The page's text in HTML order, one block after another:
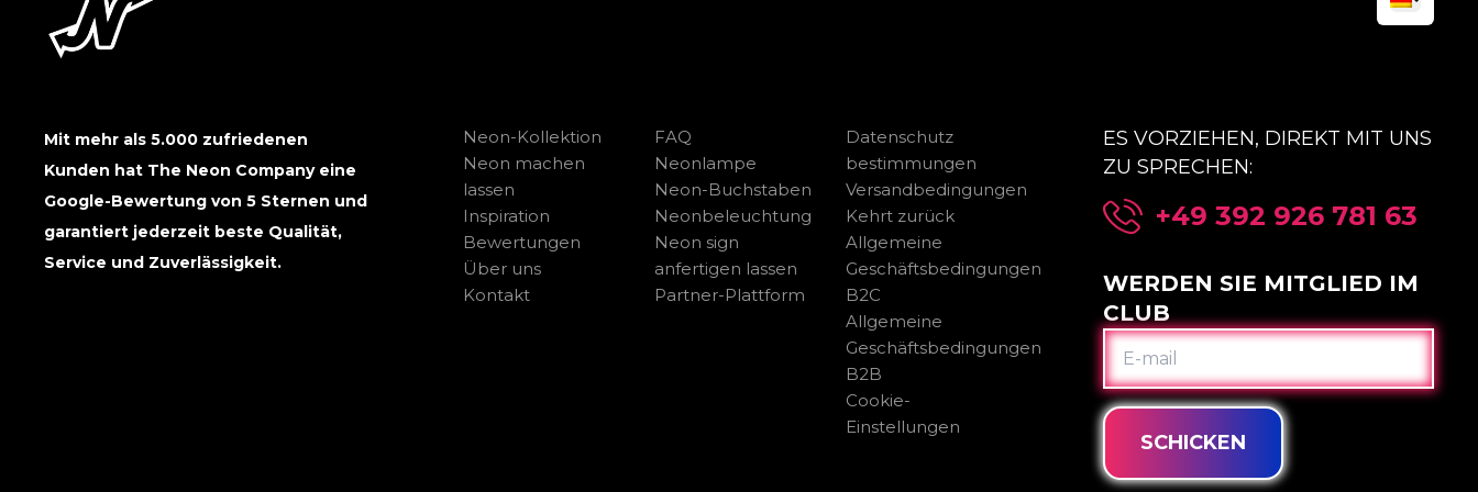
Mit mehr als 5.000 zufriedenen
Kunden hat The Neon Company eine
Google-Bewertung von 5 Sternen und
garantiert jederzeit beste Qualität,
Service und Zuverlässigkeit.
Neon-Kollektion
Neon machen
lassen
Inspiration
Bewertungen
Über uns
Kontakt
FAQ
Neonlampe
Neon-Buchstaben
Neonbeleuchtung
Neon sign
anfertigen lassen
Partner-Plattform
Datenschutz
bestimmungen
Versandbedingungen
Kehrt zurück
Allgemeine
Geschäftsbedingungen
B2C
Allgemeine
Geschäftsbedingungen
B2B
Cookie-
Einstellungen
ES VORZIEHEN, DIREKT MIT UNS
ZU SPRECHEN:
+49 392 926 781 63
WERDEN SIE MITGLIED IM
CLUB
E-
MAIL
SCHICKEN